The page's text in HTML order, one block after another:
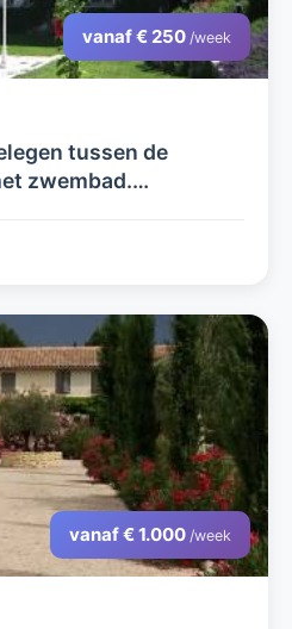
vanaf € 250 /week
tussen de
zwembad.
vanaf € 1.000 /week